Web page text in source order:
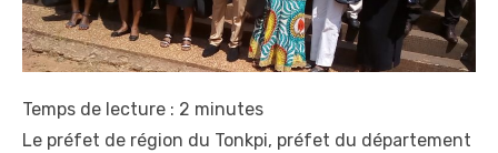
Temps de lecture : 2 minutes
Le préfet de région du Tonkpi, préfet du département